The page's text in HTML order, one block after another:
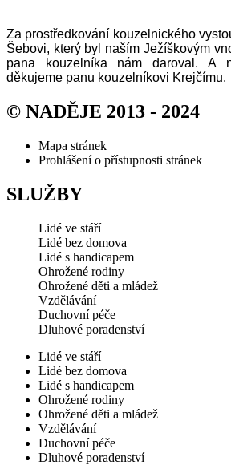
Za prostředkování kouzelnického
Šebovi, který byl naším Ježíškovým
pana kouzelníka nám daroval. A
děkujeme panu kouzelníkovi Krejčímu.
© NADĚJE 2013 - 2024
Mapa stránek
Prohlášení o přístupnosti stránek
SLUŽBY
Lidé ve stáří
Lidé bez domova
Lidé s handicapem
Ohrožené rodiny
Ohrožené děti a mládež
Vzdělávání
Duchovní péče
Dluhové poradenství
Lidé ve stáří
Lidé bez domova
Lidé s handicapem
Ohrožené rodiny
Ohrožené děti a mládež
Vzdělávání
Duchovní péče
Dluhové poradenství